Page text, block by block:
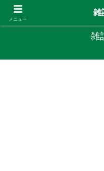
やりたいことが
雑
メニュー
雑